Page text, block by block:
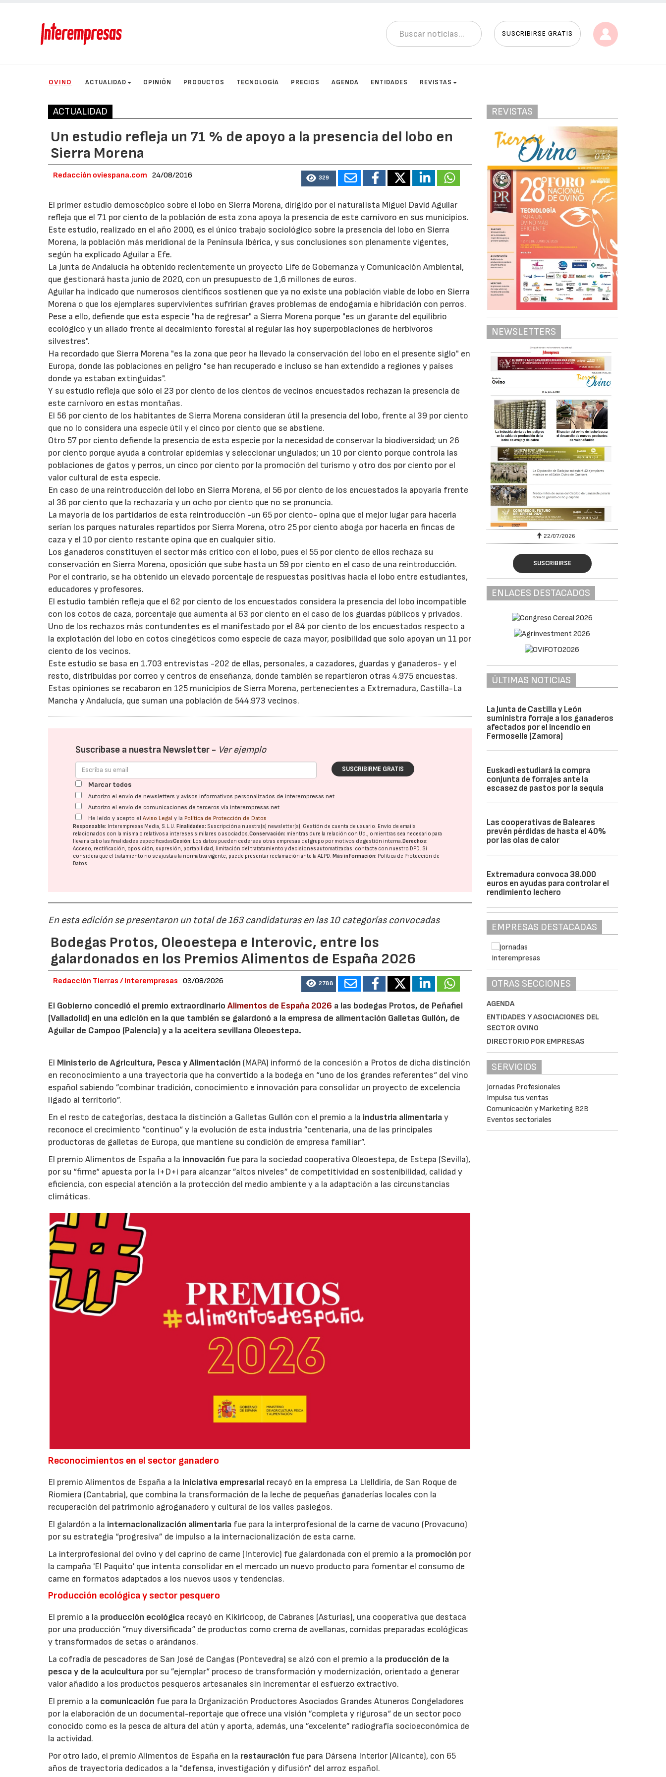
SUSCRIBIRSE GRATIS
OVINO ACTUALIDAD OPINIÓN PRODUCTOS TECNOLOGÍA PRECIOS AGENDA ENTIDADES REVISTAS
ACTUALIDAD
Un estudio refleja un 71 % de apoyo a la presencia del lobo en
Sierra Morena
Redacción oviespana.com 24/08/2016 329
El primer estudio demoscópico sobre el lobo en Sierra Morena, dirigido por el naturalista Miguel David Aguilar
refleja que el 71 por ciento de la población de esta zona apoya la presencia de este carnívoro en sus municipios.
Este estudio, realizado en el año 2000, es el único trabajo sociológico sobre la presencia del lobo en Sierra
Morena, la población más meridional de la Península Ibérica, y sus conclusiones son plenamente vigentes,
según ha explicado Aguilar a Efe.
La Junta de Andalucía ha obtenido recientemente un proyecto Life de Gobernanza y Comunicación Ambiental,
que gestionará hasta junio de 2020, con un presupuesto de 1,6 millones de euros.
Aguilar ha indicado que numerosos científicos sostienen que ya no existe una población viable de lobo en Sierra
Morena o que los ejemplares supervivientes sufrirían graves problemas de endogamia e hibridación con perros.
Pese a ello, defiende que esta especie "ha de regresar" a Sierra Morena porque "es un garante del equilibrio
ecológico y un aliado frente al decaimiento forestal al regular las hoy superpoblaciones de herbívoros
silvestres".
Ha recordado que Sierra Morena "es la zona que peor ha llevado la conservación del lobo en el presente siglo" en
Europa, donde las poblaciones en peligro "se han recuperado e incluso se han extendido a regiones y países
donde ya estaban extinguidas".
Y su estudio refleja que sólo el 23 por ciento de los cientos de vecinos encuestados rechazan la presencia de
este carnívoro en estas montañas.
El 56 por ciento de los habitantes de Sierra Morena consideran útil la presencia del lobo, frente al 39 por ciento
que no lo considera una especie útil y el cinco por ciento que se abstiene.
Otro 57 por ciento defiende la presencia de esta especie por la necesidad de conservar la biodiversidad; un 26
por ciento porque ayuda a controlar epidemias y seleccionar ungulados; un 10 por ciento porque controla las
poblaciones de gatos y perros, un cinco por ciento por la promoción del turismo y otro dos por ciento por el
valor cultural de esta especie.
En caso de una reintroducción del lobo en Sierra Morena, el 56 por ciento de los encuestados la apoyaría frente
al 36 por ciento que la rechazaría y un ocho por ciento que no se pronuncia.
La mayoría de los partidarios de esta reintroducción -un 65 por ciento- opina que el mejor lugar para hacerla
serían los parques naturales repartidos por Sierra Morena, otro 25 por ciento aboga por hacerla en fincas de
caza y el 10 por ciento restante opina que en cualquier sitio.
Los ganaderos constituyen el sector más crítico con el lobo, pues el 55 por ciento de ellos rechaza su
conservación en Sierra Morena, oposición que sube hasta un 59 por ciento en el caso de una reintroducción.
Por el contrario, se ha obtenido un elevado porcentaje de respuestas positivas hacia el lobo entre estudiantes,
educadores y profesores.
El estudio también refleja que el 62 por ciento de los encuestados considera la presencia del lobo incompatible
con los cotos de caza, porcentaje que aumenta al 63 por ciento en el caso de los guardas públicos y privados.
Uno de los rechazos más contundentes es el manifestado por el 84 por ciento de los encuestados respecto a
la explotación del lobo en cotos cinegéticos como especie de caza mayor, posibilidad que solo apoyan un 11 por
ciento de los vecinos.
Este estudio se basa en 1.703 entrevistas -202 de ellas, personales, a cazadores, guardas y ganaderos- y el
resto, distribuidas por correo y centros de enseñanza, donde también se repartieron otras 4.975 encuestas.
Estas opiniones se recabaron en 125 municipios de Sierra Morena, pertenecientes a Extremadura, Castilla-La
Mancha y Andalucía, que suman una población de 544.973 vecinos.
Suscríbase a nuestra Newsletter - Ver ejemplo
SUSCRIBIRME GRATIS
Marcar todos
Autorizo el envío de newsletters y avisos informativos personalizados de interempresas.net
Autorizo el envío de comunicaciones de terceros vía interempresas.net
He leído y acepto elAviso Legal y la Política de Protección de Datos
Responsable: Interempresas Media, S.L.U.Finalidades: Suscripción a nuestra(s) newsletter(s). Gestión de cuenta de usuario. Envío de emails
relacionados con la misma o relativos a intereses similares o asociados.Conservación: mientras dure la relación con Ud., o mientras sea necesario para
llevar a cabo las finalidades especificadasCesión: Los datos pueden cederse a otras empresas del grupo por motivos de gestión interna.Derechos:
Acceso, rectificación, oposición, supresión, portabilidad, limitación del tratatamiento y decisiones automatizadas: contacte con nuestro DPD. Si
considera que el tratamiento no se ajusta a la normativa vigente, puede presentar reclamación ante laAEPD.Más información: Política de Protección de
Datos
En esta edición se presentaron un total de 163 candidaturas en las 10 categorías convocadas
Bodegas Protos, Oleoestepa e Interovic, entre los
galardonados en los Premios Alimentos de España 2026
Redacción Tierras / Interempresas 03/08/2026 2788
El Gobierno concedió el premio extraordinarioAlimentos de España 2026 a las bodegas Protos, de Peñafiel
(Valladolid) en una edición en la que también se galardonó a la empresa de alimentación Galletas Gullón, de
Aguilar de Campoo (Palencia) y a la aceitera sevillana Oleoestepa.
El Ministerio de Agricultura, Pesca y Alimentación (MAPA) informó de la concesión a Protos de dicha distinción
en reconocimiento a una trayectoria que ha convertido a la bodega en “uno de los grandes referentes“ del vino
español sabiendo ”combinar tradición, conocimiento e innovación para consolidar un proyecto de excelencia
ligado al territorio”.
En el resto de categorías, destaca la distinción a Galletas Gullón con el premio a la industria alimentariay
reconoce el crecimiento “continuo“ y la evolución de esta industria ”centenaria, una de las principales
productoras de galletas de Europa, que mantiene su condición de empresa familiar”.
El premio Alimentos de España a la innovación fue para la sociedad cooperativa Oleoestepa, de Estepa (Sevilla),
por su “firme“ apuesta por la I+D+i para alcanzar ”altos niveles” de competitividad en sostenibilidad, calidad y
eficiencia, con especial atención a la protección del medio ambiente y a la adaptación a las circunstancias
climáticas.
Reconocimientos en el sector ganadero
El premio Alimentos de España a la iniciativa empresarial recayó en la empresa La Llelldiría, de San Roque de
Riomiera (Cantabria), que combina la transformación de la leche de pequeñas ganaderías locales con la
recuperación del patrimonio agroganadero y cultural de los valles pasiegos.
El galardón a la internacionalización alimentaria fue para la interprofesional de la carne de vacuno (Provacuno)
por su estrategia “progresiva” de impulso a la internacionalización de esta carne.
La interprofesional del ovino y del caprino de carne (Interovic) fue galardonada con el premio a la promoción por
la campaña 'El Paquito' que intenta consolidar en el mercado un nuevo producto para fomentar el consumo de
carne en formatos adaptados a los nuevos usos y tendencias.
Producción ecológica y sector pesquero
El premio a la producción ecológica recayó en Kikiricoop, de Cabranes (Asturias), una cooperativa que destaca
por una producción “muy diversificada“ de productos como crema de avellanas, comidas preparadas ecológicas
y transformados de setas o arándanos.
La cofradía de pescadores de San José de Cangas (Pontevedra) se alzó con el premio a la producción de la
pesca y de la acuicultura por su ”ejemplar“ proceso de transformación y modernización, orientado a generar
valor añadido a los productos pesqueros artesanales sin incrementar el esfuerzo extractivo.
El premio a la comunicación fue para la Organización Productores Asociados Grandes Atuneros Congeladores
por la elaboración de un documental-reportaje que ofrece una visión ”completa y rigurosa“ de un sector poco
conocido como es la pesca de altura del atún y aporta, además, una ”excelente” radiografía socioeconómica de
la actividad.
Por otro lado, el premio Alimentos de España en la restauración fue para Dársena Interior (Alicante), con 65
años de trayectoria dedicados a la "defensa, investigación y difusión" del arroz español.
REVISTAS
NEWSLETTERS
22/07/2026
SUSCRIBIRSE
ENLACES DESTACADOS
ÚLTIMAS NOTICIAS
La Junta de Castilla y León
suministra forraje a los ganaderos
afectados por el incendio en
Fermoselle (Zamora)
Euskadi estudiará la compra
conjunta de forrajes ante la
escasez de pastos por la sequía
Las cooperativas de Baleares
prevén pérdidas de hasta el 40%
por las olas de calor
Extremadura convoca 38.000
euros en ayudas para controlar el
rendimiento lechero
EMPRESAS DESTACADAS
OTRAS SECCIONES
AGENDA
ENTIDADES Y ASOCIACIONES DEL
SECTOR OVINO
DIRECTORIO POR EMPRESAS
SERVICIOS
Jornadas Profesionales
Impulsa tus ventas
Comunicación y Marketing B2B
Eventos sectoriales